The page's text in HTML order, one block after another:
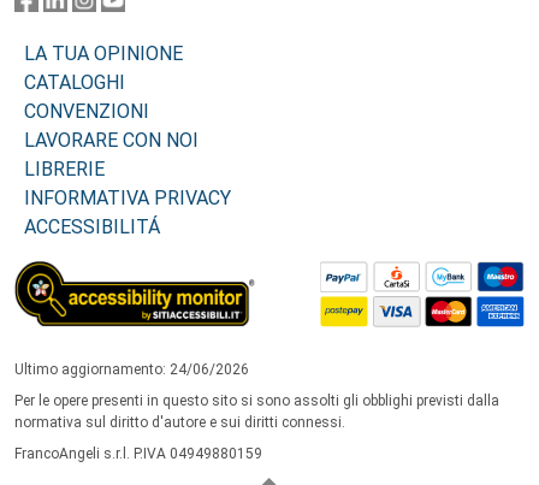
LA TUA OPINIONE
CATALOGHI
CONVENZIONI
LAVORARE CON NOI
LIBRERIE
INFORMATIVA PRIVACY
ACCESSIBILITÁ
Ultimo aggiornamento: 24/06/2026
Per le opere presenti in questo sito si sono assolti gli obblighi previsti dalla
normativa sul diritto d'autore e sui diritti connessi.
FrancoAngeli s.r.l. P.IVA 04949880159